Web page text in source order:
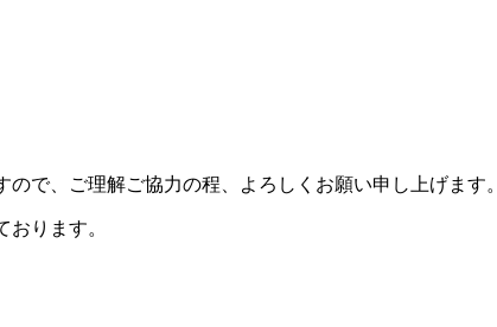
で、ご理解ご協力の程、よろしくお願い申し上げます。
ります。